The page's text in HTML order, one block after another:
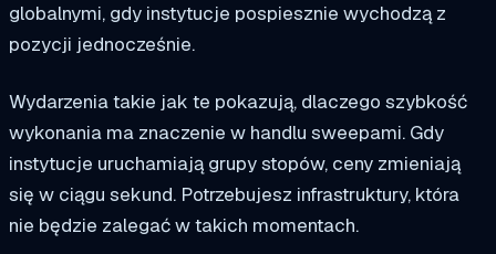
globalnymi, gdy instytucje pospiesznie wychodzą z
pozycji jednocześnie.
Wydarzenia takie jak te pokazują, dlaczego szybkość
wykonania ma znaczenie w handlu sweepami. Gdy
instytucje uruchamiają grupy stopów, ceny zmieniają
się w ciągu sekund. Potrzebujesz infrastruktury, która
nie będzie zalegać w takich momentach.